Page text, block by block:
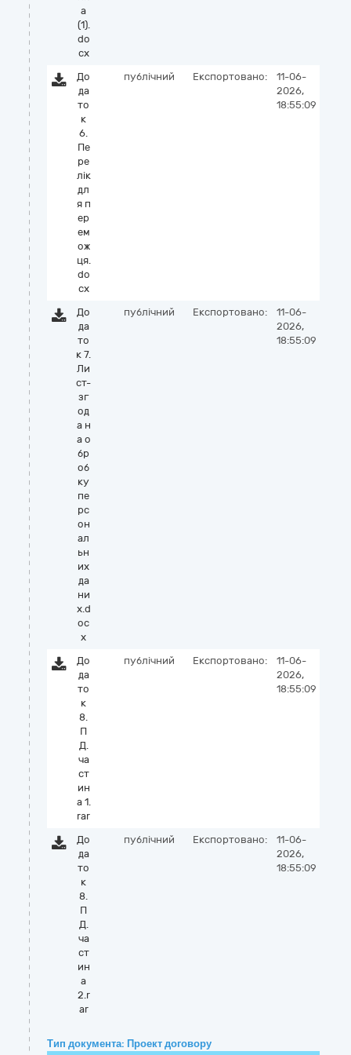
а
(1).
do
cx
До
да
то
к
6.
Пе
ре
лік
дл
я п
ер
ем
ож
ця.
do
cx
публічний Експортовано:
11-06-
2026,
18:55:09
До
да
то
к 7.
Ли
ст-
зг
од
а н
а о
бр
об
ку
пе
рс
он
ал
ьн
их
да
ни
х.d
oc
x
публічний Експортовано:
11-06-
2026,
18:55:09
До
да
то
к
8.
П
Д.
ча
ст
ин
а 1.
rar
публічний Експортовано:
11-06-
2026,
18:55:09
До
да
то
к
8.
П
Д.
ча
ст
ин
а
2.r
ar
публічний Експортовано:
11-06-
2026,
18:55:09
Тип документа: Проект договору